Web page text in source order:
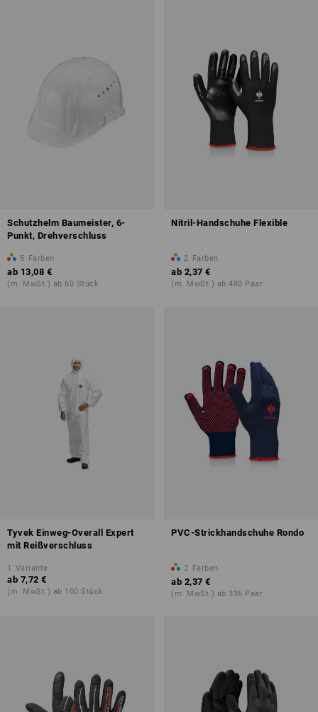
Schutzhelm Baumeister, 6-
Punkt, Drehverschluss
5 Farben
ab 13,08 €
(m. MwSt.) ab 60 Stück
Nitril-Handschuhe Flexible
2 Farben
ab 2,37 €
(m. MwSt.) ab 480 Paar
Tyvek Einweg-Overall Expert
mit Reißverschluss
1 Variante
ab 7,72 €
(m. MwSt.) ab 100 Stück
PVC-Strickhandschuhe Rondo
2 Farben
ab 2,37 €
(m. MwSt.) ab 336 Paar